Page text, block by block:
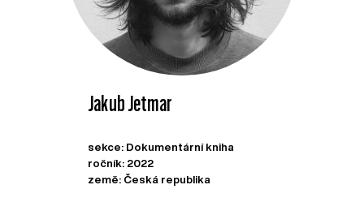
Jakub Jetmar
sekce: Dokumentární kniha
ročník: 2022
země: Česká republika